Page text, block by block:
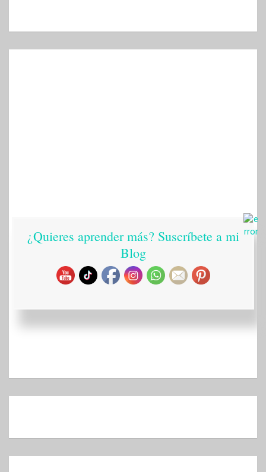
¿Quieres aprender más? Suscríbete a mi
Blog